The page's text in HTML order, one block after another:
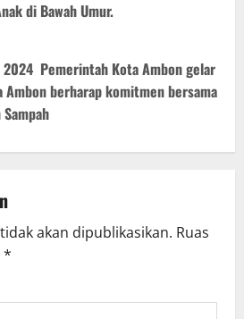
di Bawah Umur.
2024 Pemerintah Kota Ambon gelar
berharap komitmen bersama
akan dipublikasikan. Ruas
*